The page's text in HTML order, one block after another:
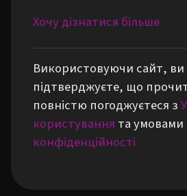
Хочу дізнатися більше
Використовуючи сайт, ви
підтверджуєте, що
повністю погоджуєтеся з
користування та умовами
конфіденційності